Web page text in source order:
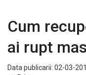
Cum
ai rupt
Data publicarii: 02-03-